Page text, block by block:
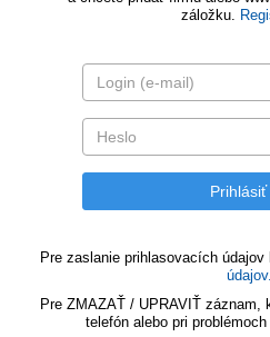
záložku.
Pre zaslanie prihlasovacích
údajov.
Pre ZMAZAŤ / UPRAVIŤ záznam,
telefón alebo pri